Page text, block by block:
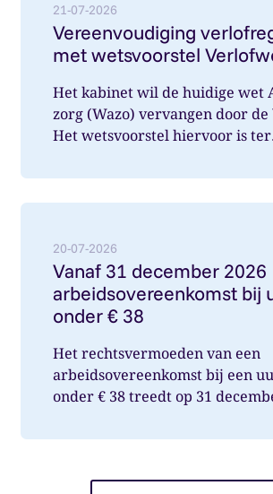
21-07-2026
Vereenvoudiging
met wetsvoorstel
Het kabinet wil de huidige wet
zorg (Wazo) vervangen door
Het wetsvoorstel hiervoor is ter
20-07-2026
Vanaf 31 december 2026
arbeidsovereenkomst bij
onder € 38
Het rechtsvermoeden van een
arbeidsovereenkomst bij een
onder € 38 treedt op 31